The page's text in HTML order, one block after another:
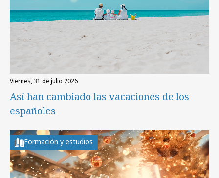
viernes, 31 de julio 2026
Así han cambiado las vacaciones de los
españoles
Formación y estudios